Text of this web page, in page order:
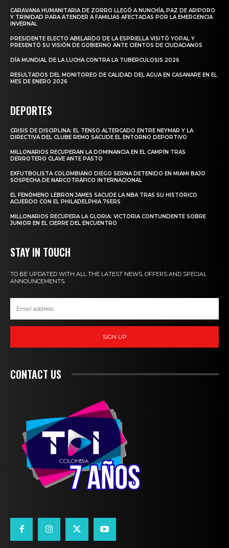
CARAVANA HUMANITARIA DE ZORRO LLEGÓ A NUNCHÍA, PAZ DE ARIPORO
Y TRINIDAD PARA ATENDER A FAMILIAS AFECTADAS POR LA EMERGENCIA
INVERNAL
PRESIDENTE ELECTO ABELARDO DE LA ESPRIELLA VISITÓ YOPAL Y
PRESENTÓ SU VISIÓN DE GOBIERNO ANTE CIENTOS DE CIUDADANOS
DÍA MUNDIAL DE LA LUCHA CONTRA LA TUBERCULOSIS 2026
RESULTADOS DEL MONITOREO DE CALIDAD DEL AGUA EN CASANARE EN EL
MES DE ENERO 2026
DEPORTES
CRISIS DE DISCIPLINA: EL TENSO ALTERCADO ENTRE NEYMAR Y LA
DIRECTIVA DEL CLUBE REMO SACUDE EL ENTORNO DEPORTIVO
MILLONARIOS RECUPERAN LA DOMINANCIA EN EL CAMPÍN TRAS
DERROTERO CLAVE ANTE PASTO
EXFUTBOLISTA COLOMBIANO DIEGO SERNA DETENIDO EN MIAMI BAJO
SOSPECHA DE NARCOTRÁFICO INTERNACIONAL
EL FENÓMENO LEBRON JAMES SACUDE LA NBA TRAS SU HISTÓRICO
ACUERDO CON EL PHILADELPHIA 76ERS
MILLONARIOS RECUPERA LA GLORIA: VICTORIA CONTUNDENTE SOBRE
JUNIOR EN EL CIERRE DEL ENCUENTRO
STAY IN TOUCH
TO BE UPDATED WITH ALL THE LATEST NEWS, OFFERS AND SPECIAL
ANNOUNCEMENTS.
SIGN UP
CONTACT US